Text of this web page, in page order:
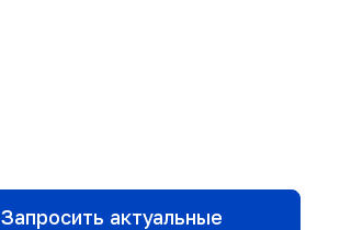
Запросить актуальные